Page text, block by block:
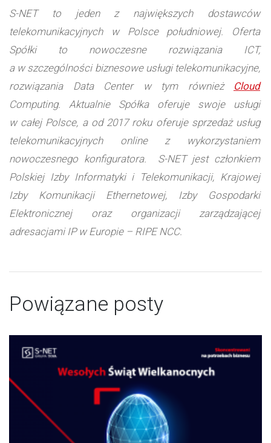
S-NET to jeden z największych dostawców
telekomunikacyjnych w Polsce południowej. Oferta
Spółki to nowoczesne rozwiązania ICT,
a w szczególności biznesowe usługi telekomunikacyjne,
rozwiązania Data Center w tym również Cloud
Computing. Aktualnie Spółka oferuje swoje usługi
w całej Polsce, a od 2017 roku oferuje sprzedaż usług
telekomunikacyjnych online z wykorzystaniem
nowoczesnego konfiguratora. S-NET jest członkiem
Polskiej Izby Informatyki i Telekomunikacji, Krajowej
Izby Komunikacji Ethernetowej, Izby Gospodarki
Elektronicznej oraz organizacji zarządzającej
adresacjami IP w Europie – RIPE NCC.
Powiązane posty